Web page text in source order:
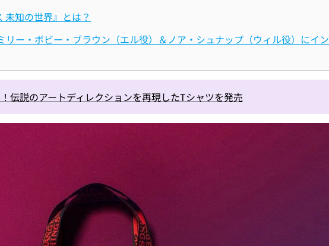
未知の世界』とは？
リー・ボビー・ブラウン（エル役）＆ノア・シュナップ（ウィル役）にイン
伝説のアートディレクションを再現したTシャツを発売